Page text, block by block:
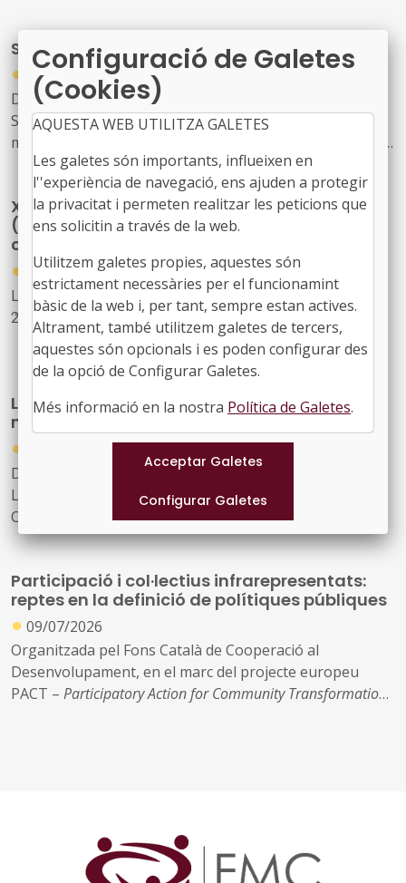
d'igualtat a empreses i entitats de menys de cinquanta
persones treballadores de Catalunya, cofinançades pel
Fons Social Europeu Plus de Catalunya 2021-2027
(PCAT+)
Setmana Europea de la Mobilitat
●
29/07/2026
Del 16 al 22 de setembre se celebra a Catalunya la
Setmana Europa de la Mobilitat que promou hàbits de
mobilitat més sostenibles, segurs i saludables com són
els desplaçaments a peu, en bicicleta, en transport
públic o amb vehicle elèctric, així com visualitzar els
canvis possibles en l’ús de l’espai públic, millorar la
qualitat de l’aire i la reducció de la contaminació
X Congrés Nacional dels Tècnics Municipals
(gestionar, transformar i mantenir la ciutat
construïda)
●
28/07/2026
Lloc: Cosmocaixa de Barcelona. Data: 22 d’octubre de
2026
Enguany, el congrés posarà el focus en els grans reptes
de la gestió urbana: la transformació de la ciutat
existent, les infraestructures municipals, l’aplicació
pràctica de la tecnologia i la IA en la gestió pública
LocalCiber: Congrés de ciberseguretat del
món local
●
Data: 17 i 18 de setembre
Lloc: BCIN, Badalona
Organitza: Localret
Participació i col·lectius infrarepresentats:
reptes en la definició de polítiques públiques
● 09/07/2026
Organitzada pel Fons Català de Cooperació al
Desenvolupament, en el marc del projecte europeu
PACT – Participatory Action for Community Transformation
Configuració de Galetes
(Cookies)
AQUESTA WEB UTILITZA GALETES
Les galetes són importants, influeixen en
l''experiència de navegació, ens ajuden a protegir
la privacitat i permeten realitzar les peticions que
ens solicitin a través de la web.
Utilitzem galetes propies, aquestes són
estrictament necessàries per el funcionamint
bàsic de la web i, per tant, sempre estan actives.
Altrament, també utilitzem galetes de tercers,
aquestes són opcionals i es poden configurar des
de la opció de Configurar Galetes.
Més informació en la nostra Política de Galetes.